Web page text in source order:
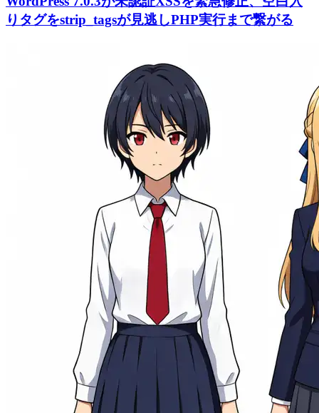
りタグをstrip_tagsが見逃しPHP実行まで繋がる